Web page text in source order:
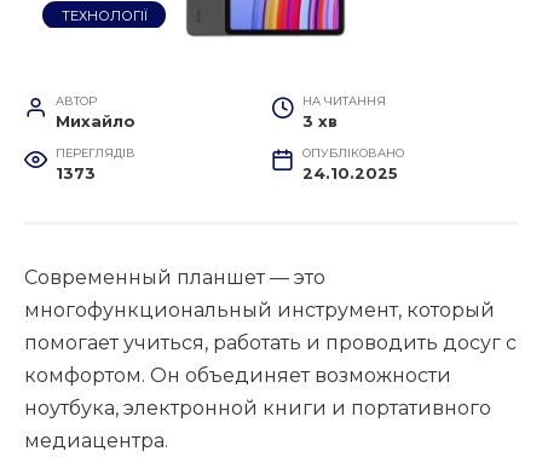
ТЕХНОЛОГІЇ
АВТОР
Михайло
НА ЧИТАННЯ
3 хв
ПЕРЕГЛЯДІВ
1373
ОПУБЛІКОВАНО
24.10.2025
Современный планшет — это
многофункциональный инструмент, который
помогает учиться, работать и проводить досуг с
комфортом. Он объединяет возможности
ноутбука, электронной книги и портативного
медиацентра.